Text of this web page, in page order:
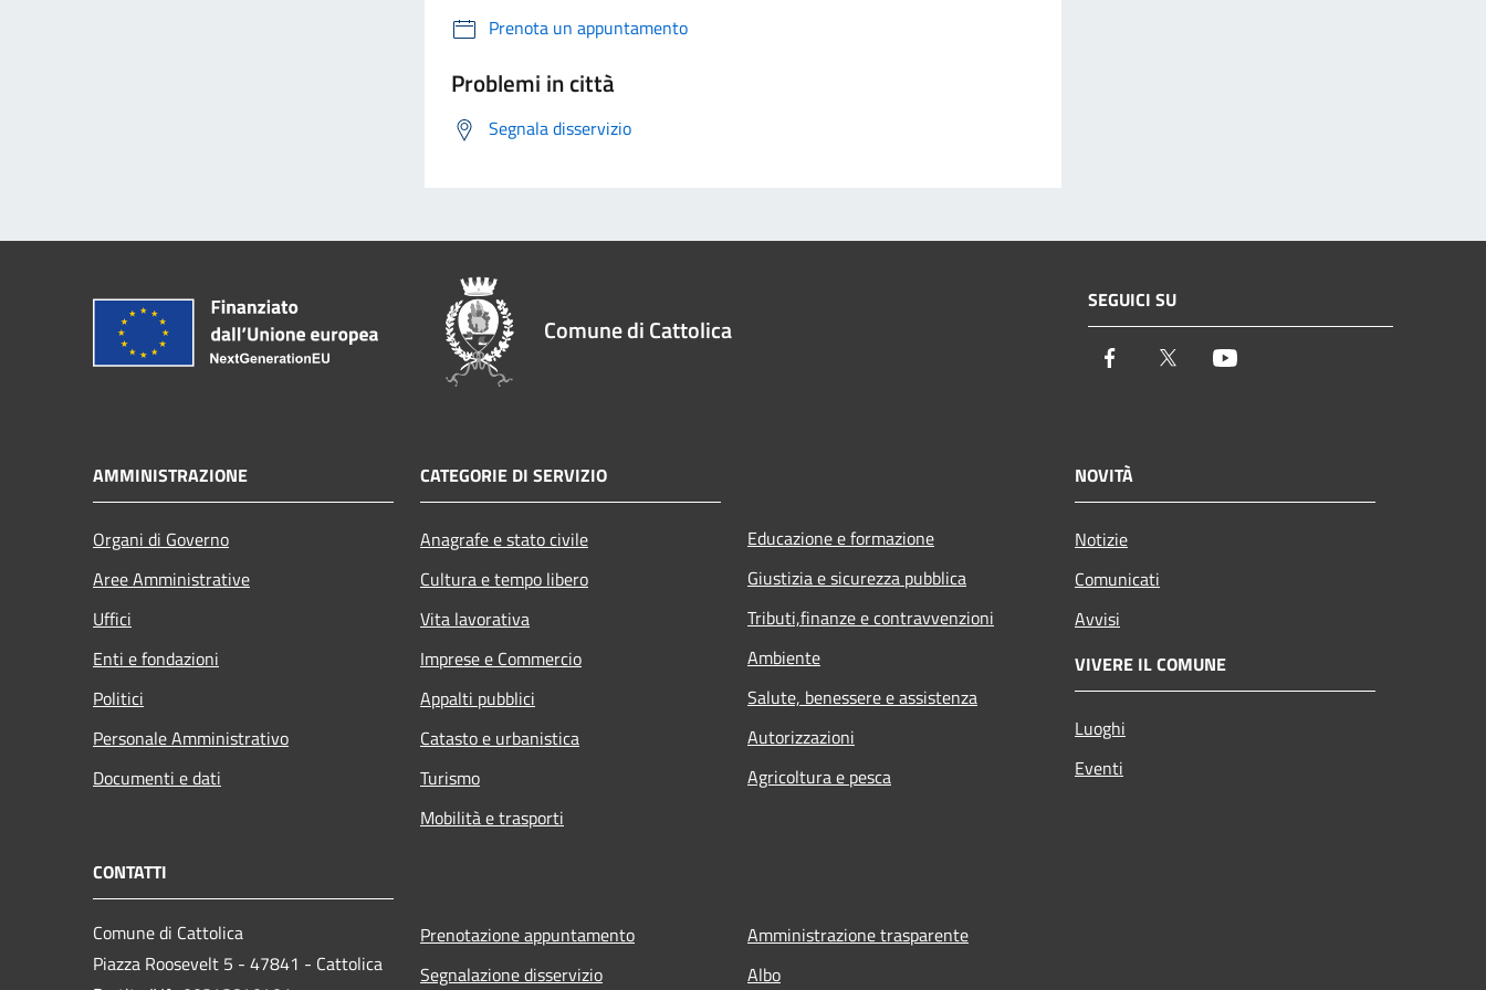
Prenota un appuntamento
Problemi in città
Segnala disservizio
Comune di Cattolica
SEGUICI SU
Facebook Twitter
AMMINISTRAZIONE
Organi di Governo
Aree Amministrative
Uffici
Enti e fondazioni
Politici
Personale Amministrativo
Documenti e dati
CATEGORIE DI SERVIZIO
Anagrafe e stato civile
Cultura e tempo libero
Vita lavorativa
Imprese e Commercio
Appalti pubblici
Catasto e urbanistica
Turismo
Mobilità e trasporti
Educazione e formazione
Giustizia e sicurezza pubblica
Tributi,finanze e contravvenzioni
Ambiente
Salute, benessere e assistenza
Autorizzazioni
Agricoltura e pesca
NOVITÀ
Notizie
Comunicati
Avvisi
VIVERE IL COMUNE
Luoghi
Eventi
CONTATTI
Comune di Cattolica
Piazza Roosevelt 5 - 47841 - Cattolica
Prenotazione appuntamento
Segnalazione disservizio
Amministrazione trasparente
Albo